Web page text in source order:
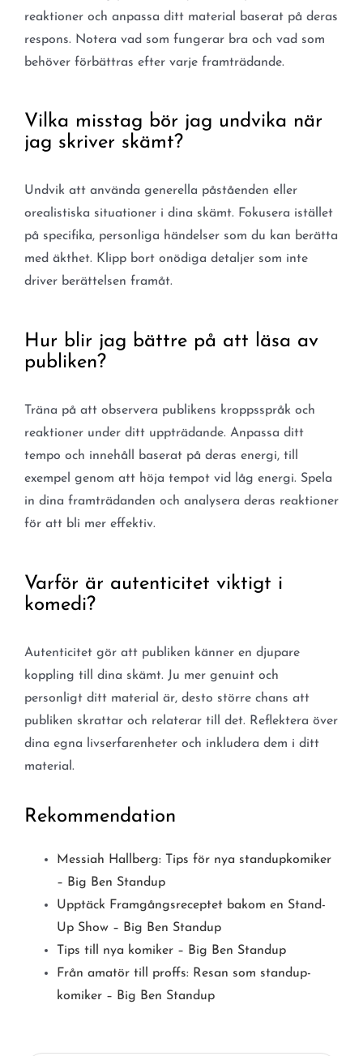
reaktioner och anpassa ditt material baserat på deras
respons. Notera vad som fungerar bra och vad som
behöver förbättras efter varje framträdande.
Vilka misstag bör jag undvika när
jag skriver skämt?
Undvik att använda generella påståenden eller
orealistiska situationer i dina skämt. Fokusera istället
på specifika, personliga händelser som du kan berätta
med äkthet. Klipp bort onödiga detaljer som inte
driver berättelsen framåt.
Hur blir jag bättre på att läsa av
publiken?
Träna på att observera publikens kroppsspråk och
reaktioner under ditt uppträdande. Anpassa ditt
tempo och innehåll baserat på deras energi, till
exempel genom att höja tempot vid låg energi. Spela
in dina framträdanden och analysera deras reaktioner
för att bli mer effektiv.
Varför är autenticitet viktigt i
komedi?
Autenticitet gör att publiken känner en djupare
koppling till dina skämt. Ju mer genuint och
personligt ditt material är, desto större chans att
publiken skrattar och relaterar till det. Reflektera över
dina egna livserfarenheter och inkludera dem i ditt
material.
Rekommendation
Messiah Hallberg: Tips för nya standupkomiker
– Big Ben Standup
Upptäck Framgångsreceptet bakom en Stand-
Up Show – Big Ben Standup
Tips till nya komiker – Big Ben Standup
Från amatör till proffs: Resan som standup-
komiker – Big Ben Standup